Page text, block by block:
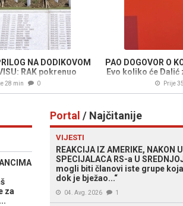
NA DODIKOVOM
RAK pokrenuo
a po zajedničkom
28 min 0
PAO DOGOVOR O
Evo koliko će
Prije
za
Portal / Najčitanije
VIJESTI
REAKCIJA IZ AMERIKE, NAKON
SPECIJALACA RS-a U
mogli biti članovi iste grupe
dok je bježao...“
04. Avg. 2026 1